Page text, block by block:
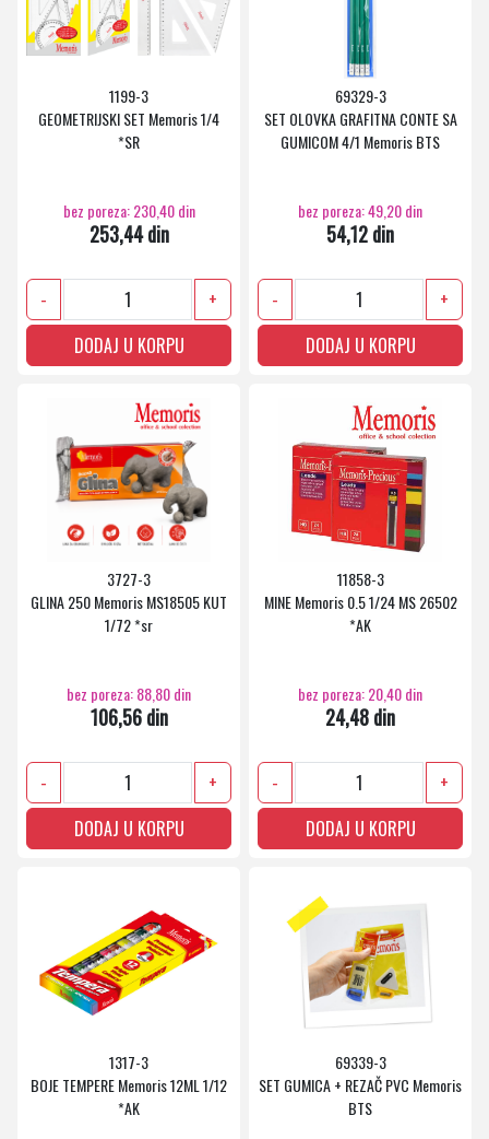
1199-3
GEOMETRIJSKI SET Memoris 1/4
*SR
bez poreza: 230,40 din
253,44 din
-
+
DODAJ U KORPU
69329-3
SET OLOVKA GRAFITNA CONTE SA
GUMICOM 4/1 Memoris BTS
bez poreza: 49,20 din
54,12 din
-
+
DODAJ U KORPU
3727-3
GLINA 250 Memoris MS18505 KUT
1/72 *sr
bez poreza: 88,80 din
106,56 din
-
+
DODAJ U KORPU
11858-3
MINE Memoris 0.5 1/24 MS 26502
*AK
bez poreza: 20,40 din
24,48 din
-
+
DODAJ U KORPU
1317-3
BOJE TEMPERE Memoris 12ML 1/12
*AK
69339-3
SET GUMICA + REZAČ PVC Memoris
BTS